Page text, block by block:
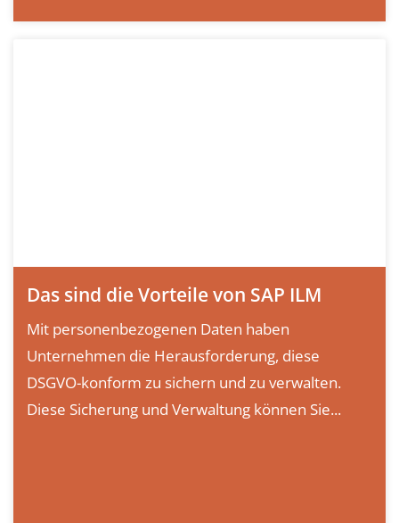
Das sind die Vorteile von SAP ILM
Mit personenbezogenen Daten haben
Unternehmen die Herausforderung, diese
DSGVO-konform zu sichern und zu verwalten.
Diese Sicherung und Verwaltung können Sie...